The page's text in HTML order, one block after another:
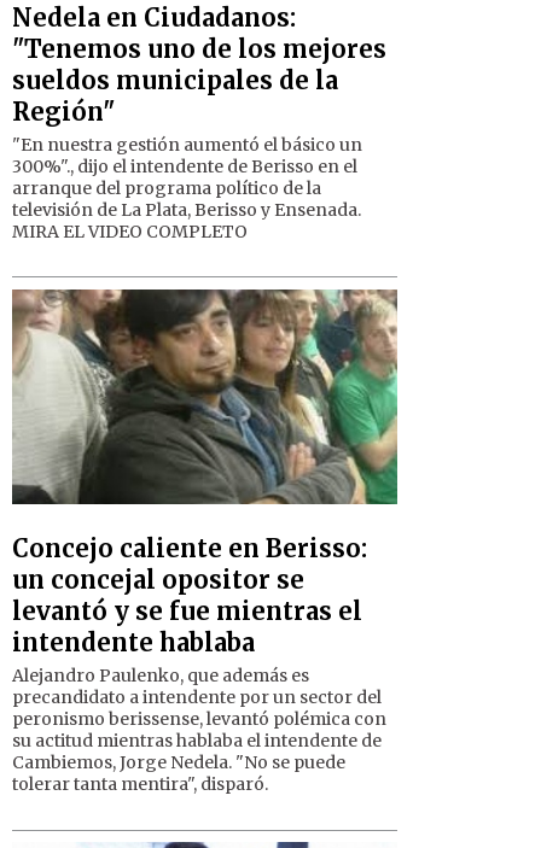
Nedela en Ciudadanos:
"Tenemos uno de los mejores
sueldos municipales de la
Región"
"En nuestra gestión aumentó el básico un
300%"., dijo el intendente de Berisso en el
arranque del programa político de la
televisión de La Plata, Berisso y Ensenada.
MIRA EL VIDEO COMPLETO
Concejo caliente en Berisso:
un concejal opositor se
levantó y se fue mientras el
intendente hablaba
Alejandro Paulenko, que además es
precandidato a intendente por un sector del
peronismo berissense, levantó polémica con
su actitud mientras hablaba el intendente de
Cambiemos, Jorge Nedela. "No se puede
tolerar tanta mentira", disparó.